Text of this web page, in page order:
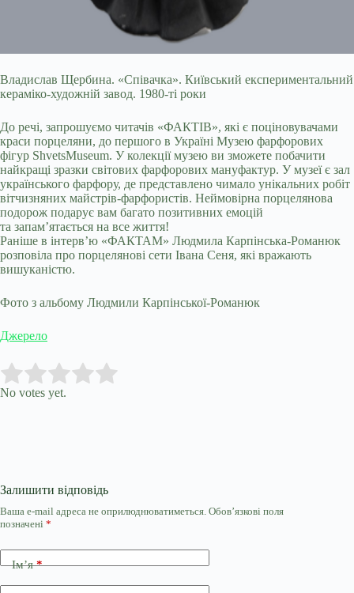
Владислав Щербина. «Співачка». Київський експериментальний
кераміко-художній завод. 1980-ті роки
До речі, запрошуємо читачів «ФАКТІВ», які є поціновувачами
краси порцеляни, до першого в Україні Музею фарфорових
фігур ShvetsMuseum. У колекції музею ви зможете побачити
найкращі зразки світових фарфорових мануфактур. У музеї є зал
українського фарфору, де представлено чимало унікальних робіт
вітчизняних майстрів-фарфористів. Неймовірна порцелянова
подорож подарує вам багато позитивних емоцій
та запам’ятається на все життя!
Раніше в інтерв’ю «ФАКТАМ» Людмила Карпінська-Романюк
розповіла про порцелянові сети Івана Сеня, які вражають
вишуканістю.
Фото з альбому Людмили Карпінської-Романюк
Джерело
Rate this item:
No votes yet.
Залишити відповідь
Ваша e-mail адреса не оприлюднюватиметься. Обов’язкові поля
позначені *
Ім’я*